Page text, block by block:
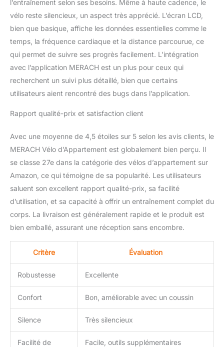
vélo permet de suivre
facilement vos données
d'entraînement. Le
support téléphone situé
au-dessus de l’écran
assure une visibilité
continue des données.
l’entraînement selon ses besoins. Même à haute cadence, le
vélo reste silencieux, un aspect très apprécié. L’écran LCD,
bien que basique, affiche les données essentielles comme le
temps, la fréquence cardiaque et la distance parcourue, ce
qui permet de suivre ses progrès facilement. L’intégration
avec l’application MERACH est un plus pour ceux qui
recherchent un suivi plus détaillé, bien que certains
utilisateurs aient rencontré des bugs dans l’application.
Rapport qualité-prix et satisfaction client
Avec une moyenne de 4,5 étoiles sur 5 selon les avis clients, le
MERACH Vélo d’Appartement est globalement bien perçu. Il
se classe 27e dans la catégorie des vélos d’appartement sur
Amazon, ce qui témoigne de sa popularité. Les utilisateurs
saluent son excellent rapport qualité-prix, sa facilité
d’utilisation, et sa capacité à offrir un entraînement complet du
corps. La livraison est généralement rapide et le produit est
bien emballé, assurant une réception sans encombre.
Critère Évaluation
Robustesse Excellente
Confort Bon, améliorable avec un coussin
Silence Très silencieux
Facilité de
Facile, outils supplémentaires